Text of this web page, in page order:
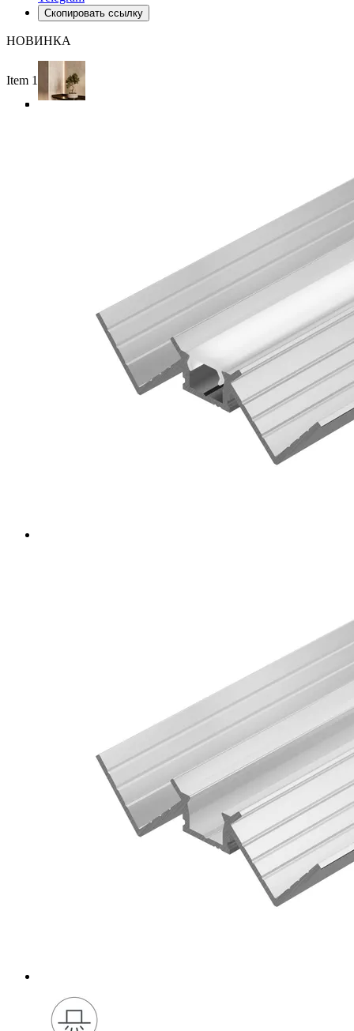
Скопировать ссылку
НОВИНКА
Item 1 of 4